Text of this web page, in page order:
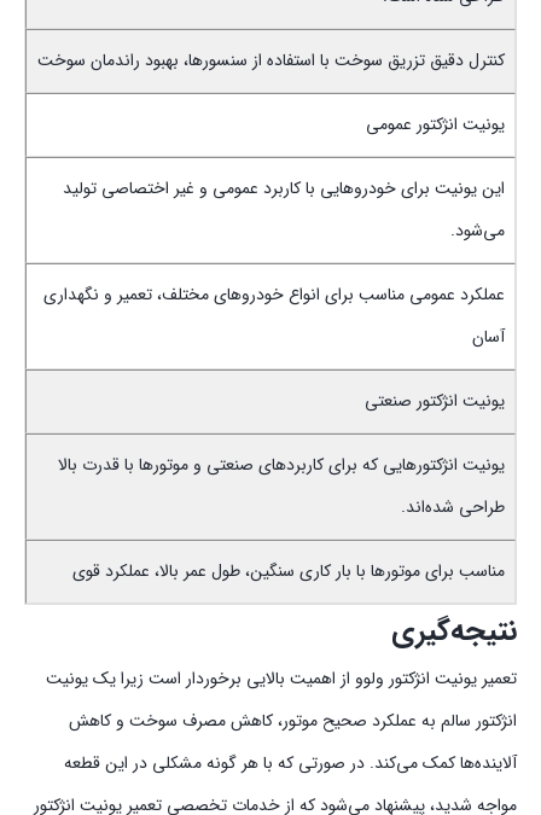
کنترل دقیق تزریق سوخت با استفاده از سنسورها، بهبود راندمان سوخت
یونیت انژکتور عمومی
این یونیت برای خودروهایی با کاربرد عمومی و غیر اختصاصی تولید
می‌شود.
عملکرد عمومی مناسب برای انواع خودروهای مختلف، تعمیر و نگهداری
آسان
یونیت انژکتور صنعتی
یونیت انژکتورهایی که برای کاربردهای صنعتی و موتورها با قدرت بالا
طراحی شده‌اند.
مناسب برای موتورها با بار کاری سنگین، طول عمر بالا، عملکرد قوی
نتیجه‌گیری
تعمیر یونیت انژکتور ولوو از اهمیت بالایی برخوردار است زیرا یک یونیت
انژکتور سالم به عملکرد صحیح موتور، کاهش مصرف سوخت و کاهش
آلاینده‌ها کمک می‌کند. در صورتی که با هر گونه مشکلی در این قطعه
مواجه شدید، پیشنهاد می‌شود که از خدمات تخصصی تعمیر یونیت انژکتور